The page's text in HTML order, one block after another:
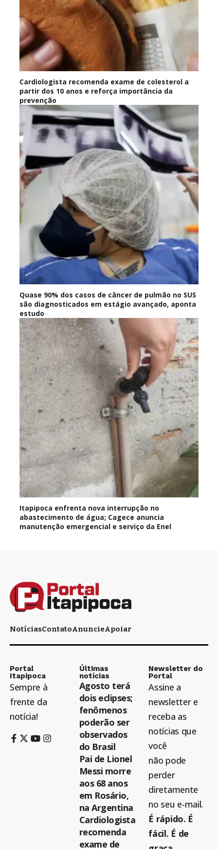
Cardiologista recomenda exame de colesterol a
partir dos 10 anos e reforça importância da
prevenção
Quase 90% dos casos de câncer de pulmão no SUS
são diagnosticados em estágio avançado, aponta
estudo
Itapipoca enfrenta nova interrupção no
abastecimento de água; Cagece anuncia
manutenção emergencial e serviço da Enel
NotíciasContatoAnuncieApoiar
Portal
Itapipoca
Sempre à
frente da
notícia!
Últimas
notícias
Agosto terá
dois eclipses;
fenômenos
poderão ser
observados
do Brasil
Pai de Lionel
Messi morre
aos 68 anos
em Rosário,
na Argentina
Cardiologista
recomenda
exame de
Newsletter do
Portal
Assine a
newsletter e
receba as
notícias que
você
não pode
perder
diretamente
no seu e-mail.
É rápido. É
fácil. É de